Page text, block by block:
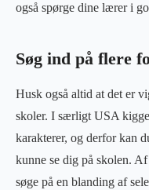
også spørge dine lærer i
Søg ind på flere
Husk også altid at det er
skoler. I særligt USA
karakterer, og derfor kan
kunne se dig på skolen.
søge på en blanding af